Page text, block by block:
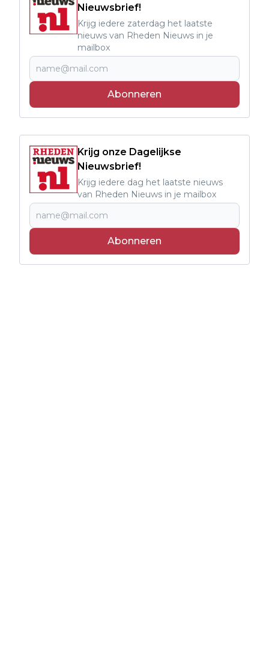
Nieuwsbrief!
Krijg iedere zaterdag het laatste
nieuws van Rheden Nieuws in je
mailbox
Abonneren
Krijg onze Dagelijkse
Nieuwsbrief!
Krijg iedere dag het laatste nieuws
van Rheden Nieuws in je mailbox
Abonneren